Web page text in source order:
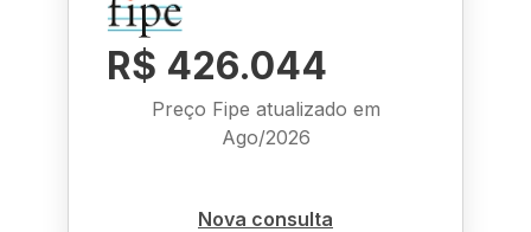
R$ 426.044
Preço Fipe atualizado em
Ago/2026
Nova consulta